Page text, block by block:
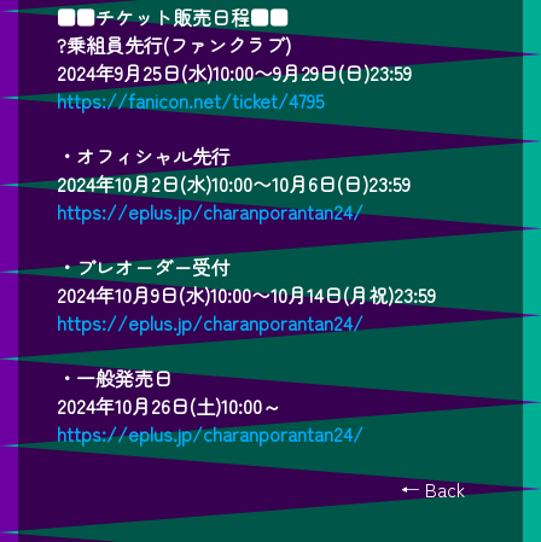
■■チケット販売日程■■
?乗組員先行(ファンクラブ)
2024年9月25日(水)10:00〜9月29日(日)23:59
https://fanicon.net/ticket/4795
・オフィシャル先行
2024年10月2日(水)10:00〜10月6日(日)23:59
https://eplus.jp/charanporantan24/
・プレオーダー受付
2024年10月9日(水)10:00〜10月14日(月祝)23:59
https://eplus.jp/charanporantan24/
・一般発売日
2024年10月26日(土)10:00～
https://eplus.jp/charanporantan24/
← Back